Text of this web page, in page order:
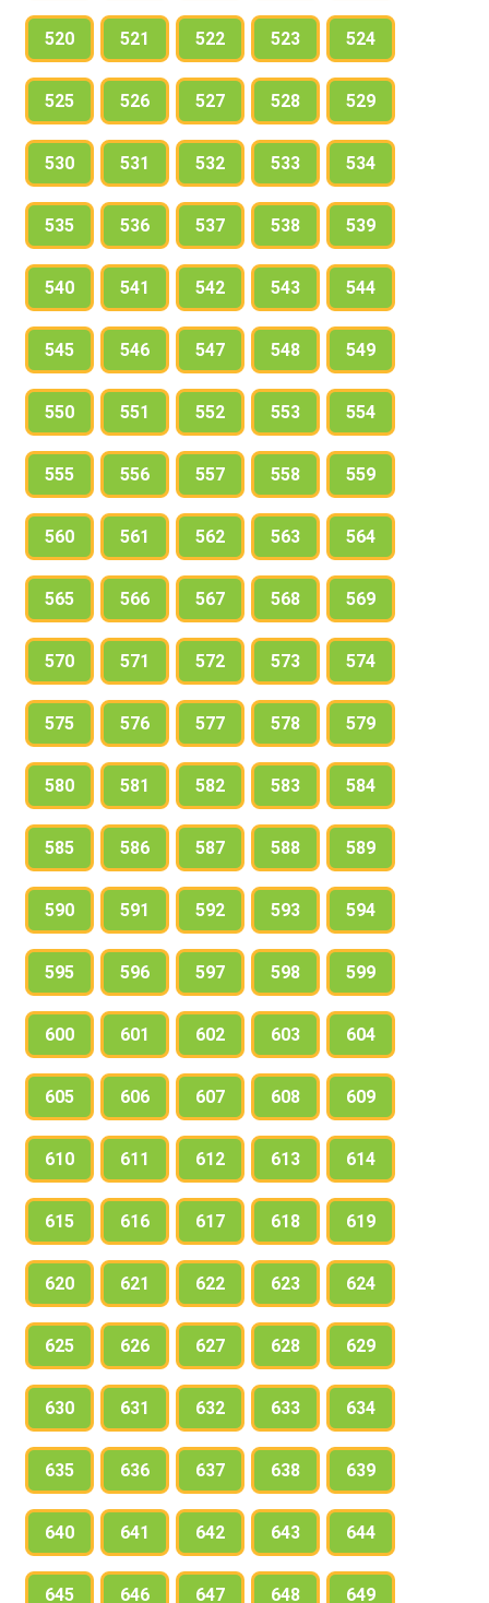
520 521 522 523 524
525 526 527 528 529
530 531 532 533 534
535 536 537 538 539
540 541 542 543 544
545 546 547 548 549
550 551 552 553 554
555 556 557 558 559
560 561 562 563 564
565 566 567 568 569
570 571 572 573 574
575 576 577 578 579
580 581 582 583 584
585 586 587 588 589
590 591 592 593 594
595 596 597 598 599
600 601 602 603 604
605 606 607 608 609
610 611 612 613 614
615 616 617 618 619
620 621 622 623 624
625 626 627 628 629
630 631 632 633 634
635 636 637 638 639
640 641 642 643 644
645 646 647 648 649